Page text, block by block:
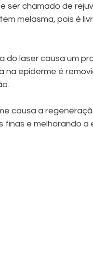
ser chamado de
melasma, pois é
do laser causa um
na epiderme é
causa a
e melhorando a